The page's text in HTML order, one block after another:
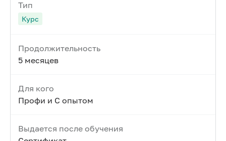
Тип
Курс
Продолжительность
5 месяцев
Для кого
Профи и С опытом
Выдается после обучения